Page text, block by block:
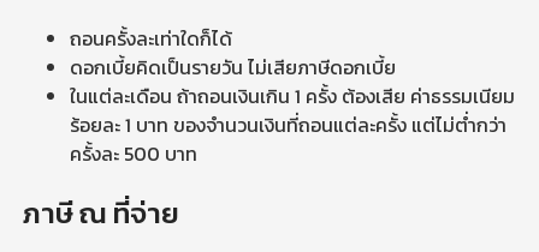
ถอนครั้งละเท่าใดก็ได้
ดอกเบี้ยคิดเป็นรายวัน ไม่เสียภาษีดอกเบี้ย
ในแต่ละเดือน ถ้าถอนเงินเกิน 1 ครั้ง ต้องเสีย ค่าธรรมเนียม
ร้อยละ 1 บาท ของจำนวนเงินที่ถอนแต่ละครั้ง แต่ไม่ต่ำกว่า
ครั้งละ 500 บาท
ภาษี ณ ที่จ่าย